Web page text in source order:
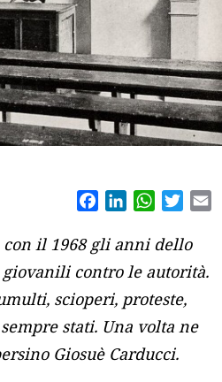
FacebookLinkedIn
il 1968 gli anni dello
contro le autorità.
scioperi, proteste,
stati. Una volta ne
Giosuè Carducci.